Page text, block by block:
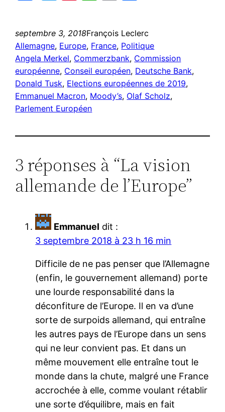
septembre 3, 2018François Leclerc
Allemagne, Europe, France, Politique
Angela Merkel, Commerzbank, Commission
européenne, Conseil européen, Deutsche Bank
Donald Tusk, Elections européennes de 2019
Emmanuel Macron, Moody’s, Olaf Scholz
Parlement Européen
3 réponses à “La vision
allemande de l’Europe”
Emmanuel dit :
3 septembre 2018 à 23 h 16 min
Difficile de ne pas penser que l’Allemagne
(enfin, le gouvernement allemand) porte
une lourde responsabilité dans la
déconfiture de l’Europe. Il en va d’une
sorte de surpoids allemand, qui entraîne
les autres pays de l’Europe dans un sens
qui ne leur convient pas. Et dans un
même mouvement elle entraîne tout le
monde dans la chute, malgré une France
accrochée à elle, comme voulant rétablir
une sorte d’équilibre, mais en fait